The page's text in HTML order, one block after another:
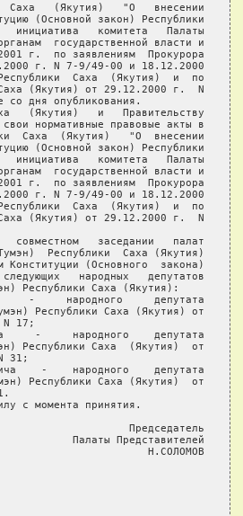
Саха   (Якутия)   "О   внесении
(Основной закон) Республики
инициатива   комитета   Палаты
государственной власти и
г.  по заявлениям  Прокурора
г. N 7-9/49-00 и 18.12.2000
Саха  (Якутия)  и  по
(Якутия) от 29.12.2000 г.  N
со дня опубликования.
(Якутия)   и   Правительству
нормативные правовые акты в
Саха  (Якутия)   "О  внесении
(Основной закон) Республики
инициатива   комитета   Палаты
государственной власти и
г.  по заявлениям  Прокурора
г. N 7-9/49-00 и 18.12.2000
Саха  (Якутия)  и  по
(Якутия) от 29.12.2000 г.  N
совместном   заседании   палат
Республики  Саха (Якутия)
Конституции (Основного  закона)
народных   депутатов
Республики Саха (Якутия):
-     народного     депутата
Республики Саха (Якутия) от
17;
-     народного    депутата
Республики Саха  (Якутия)  от
31;
-    народного    депутата
Республики Саха (Якутия)  от
с момента принятия.
Председатель
Палаты Представителей
Н.СОЛОМОВ